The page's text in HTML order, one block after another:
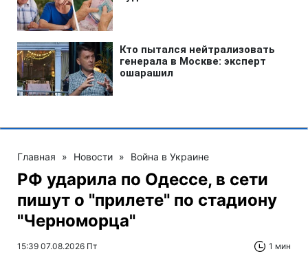
Главная » Новости » Война в Украине
РФ ударила по Одессе, в сети
пишут о "прилете" по стадиону
"Черноморца"
15:39 07.08.2026 Пт 1 мин